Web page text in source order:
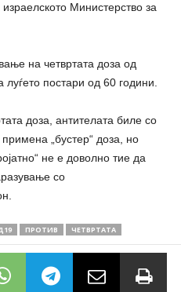
Министерство за
на четвртата доза од
постари од 60 години.
доза, антителата биле со
„бустер“ доза, но
не е доволно тие да
со
ПРОТИВ ЧЕТВРТАТА